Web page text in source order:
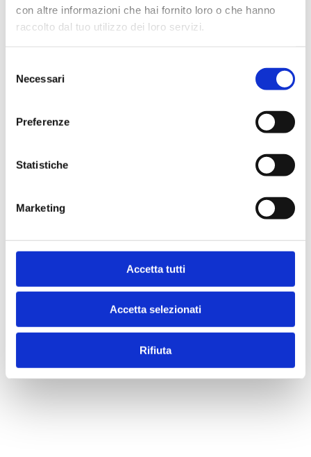
con altre informazioni che hai fornito loro o che hanno
raccolto dal tuo utilizzo dei loro servizi.
delNecessari
Preferenze
Statistiche
Marketing
Accetta tutti
Accetta selezionati
Rifiuta
2011
Disponibilità
Disponibile
Indice